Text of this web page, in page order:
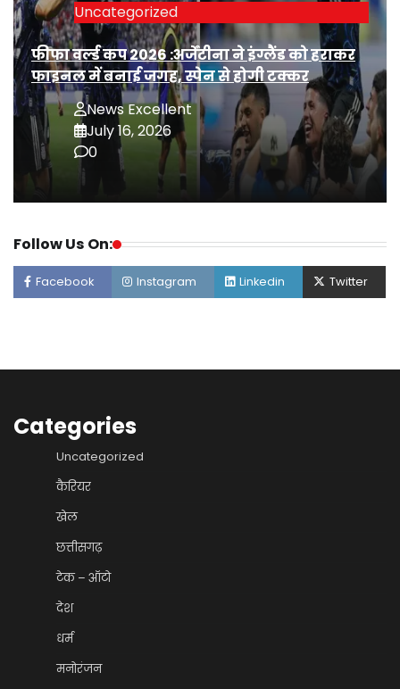
Uncategorized
फीफा वर्ल्ड कप 2026 :अर्जेंटीना ने इंग्लैंड को हराकर
फाइनल में बनाई जगह, स्पेन से होगी टक्कर
News Excellent
July 16, 2026
0
Follow Us On:
Facebook Instagram Linkedin Twitter
Categories
Uncategorized
कैरियर
खेल
छत्तीसगढ़
टेक – ऑटो
देश
धर्म
मनोरंजन